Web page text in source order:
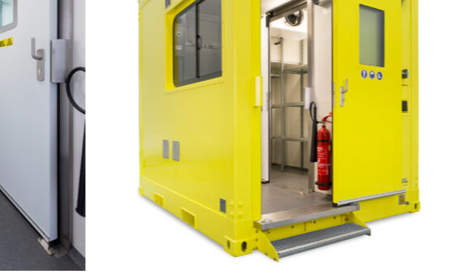
ONZE PRODUCTEN REFERENTIES OVER